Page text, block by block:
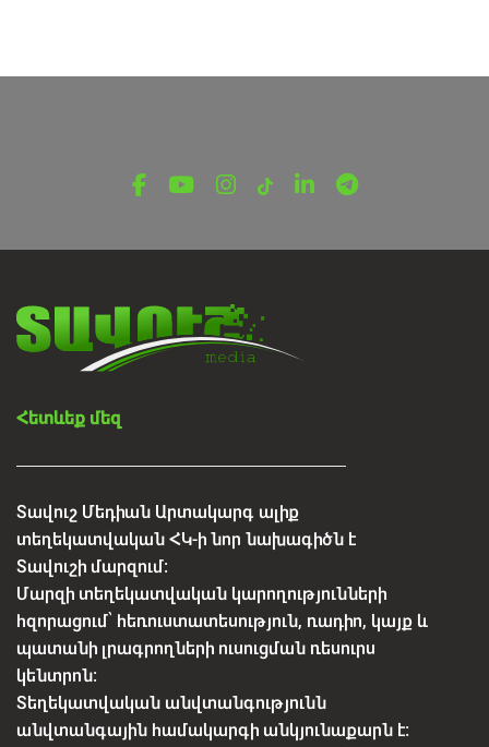
պատանի կարատեիստների մարզական
Հետևեք մեզ
Տավուշ Մեդիան Արտակարգ ալիք
տեղեկատվական ՀԿ-ի նոր նախագիծն է
Տավուշի մարզում:
Մարզի տեղեկատվական կարողությունների
հզորացում՝ հեռուստատեսություն, ռադիո, կայք և
պատանի լրագրողների ուսուցման ռեսուրս
կենտրոն:
Տեղեկատվական անվտանգությունն
անվտանգային համակարգի անկյունաքարն է: